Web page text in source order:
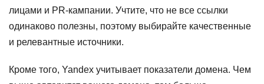
лицами и PR-кампании. Учтите, что не все ссылки
одинаково полезны, поэтому выбирайте качественные
и релевантные источники.
Кроме того, Yandex учитывает показатели домена. Чем